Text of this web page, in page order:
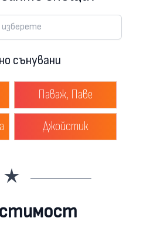
сънувани
Паваж, Паве
Джойстик